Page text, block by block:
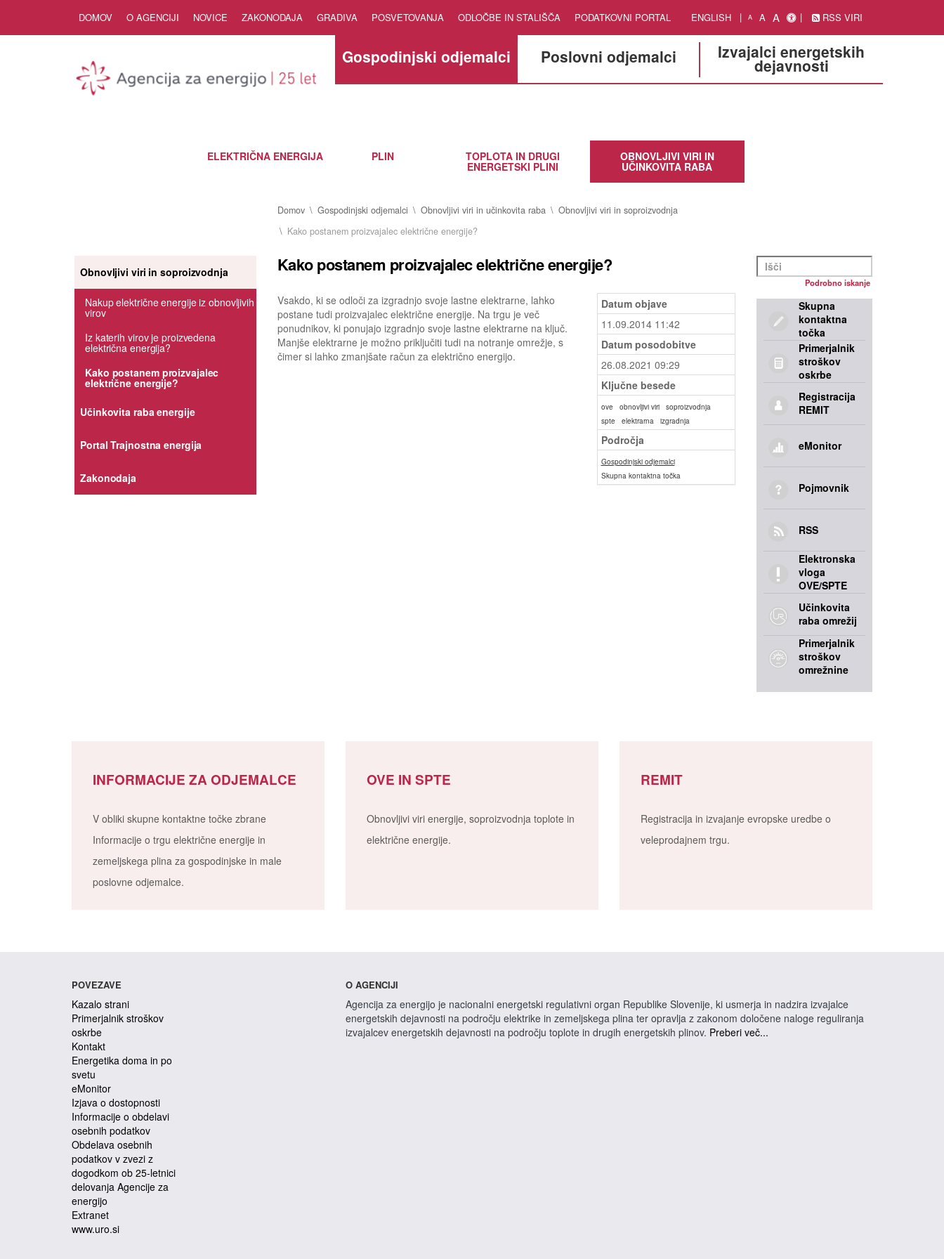
DOMOV O AGENCIJI NOVICE ZAKONODAJA GRADIVA POSVETOVANJA ODLOČBE IN STALIŠČA PODATKOVNI PORTAL ENGLISH A A A RSS VIRI
Gospodinjski odjemalci Poslovni odjemalci Izvajalci energetskih
dejavnosti
ELEKTRIČNA ENERGIJA PLIN TOPLOTA IN DRUGI
ENERGETSKI PLINI
OBNOVLJIVI VIRI IN
UČINKOVITA RABA
Domov Gospodinjski odjemalci Obnovljivi viri in učinkovita raba
Obnovljivi viri in soproizvodnja
Kako postanem proizvajalec električne energije?
Obnovljivi viri in soproizvodnja
Nakup električne energije iz obnovljivih
virov
Iz katerih virov je proizvedena
električna energija?
Kako postanem proizvajalec
električne energije?
Učinkovita raba energije
Portal Trajnostna energija
Zakonodaja
Kako postanem proizvajalec električne energije?
Vsakdo, ki se odloči za izgradnjo svoje lastne elektrarne, lahko
postane tudi proizvajalec električne energije. Na trgu je več
ponudnikov, ki ponujajo izgradnjo svoje lastne elektrarne na ključ.
Manjše elektrarne je možno priključiti tudi na notranje omrežje, s
čimer si lahko zmanjšate račun za električno energijo.
Datum objave
11.09.2014 11:42
Datum posodobitve
26.08.2021 09:29
Ključne besede
ove obnovljivi viri
soproizvodnja
spte
elektrarna izgradnja
Področja
Gospodinjski odjemalci
Skupna kontaktna točka
Podrobno iskanje
Skupna
kontaktna
točka
Primerjalnik
stroškov
oskrbe
Registracija
REMIT
eMonitor
Pojmovnik
RSS
Elektronska
vloga
OVE/SPTE
Učinkovita
raba omrežij
Primerjalnik
stroškov
omrežnine
INFORMACIJE ZA ODJEMALCE
V obliki skupne kontaktne točke zbrane
Informacije o trgu električne energije in
zemeljskega plina za gospodinjske in male
poslovne odjemalce.
OVE IN SPTE
Obnovljivi viri energije, soproizvodnja toplote in
električne energije.
REMIT
Registracija in izvajanje evropske uredbe o
veleprodajnem trgu.
POVEZAVE
Kazalo strani
Primerjalnik stroškov
oskrbe
Kontakt
Energetika doma in po
svetu
eMonitor
Izjava o dostopnosti
Informacije o obdelavi
osebnih podatkov
Obdelava osebnih
podatkov v zvezi z
dogodkom ob 25-letnici
delovanja Agencije za
energijo
Extranet
www.uro.si
O AGENCIJI
Agencija za energijo je nacionalni energetski regulativni organ Republike Slovenije, ki usmerja in nadzira izvajalce
energetskih dejavnosti na področju elektrike in zemeljskega plina ter opravlja z zakonom določene naloge reguliranja
izvajalcev energetskih dejavnosti na področju toplote in drugih energetskih plinov. Preberi več...